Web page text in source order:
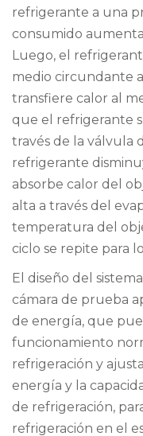
refrigerante a una
consumido
Luego, el
medio circundante
transfiere calor al
que el refrigerante
través de la válvula
refrigerante
absorbe calor del
alta a través del
temperatura del
ciclo se repite para
El diseño del
cámara de prueba
de energía, que
funcionamiento
refrigeración y
energía y la
de refrigeración,
refrigeración en el